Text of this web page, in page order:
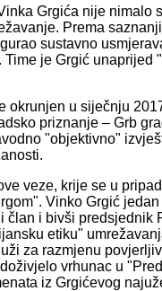
Grgića nije
Prema
sustavno
je Grgić
okrunjen u siječnju
priznanje – Grb
"objektivno"
veze, krije se u
Vinko Grgić
i bivši
etiku"
za razmjenu
vrhunac u
iz Grgićevog